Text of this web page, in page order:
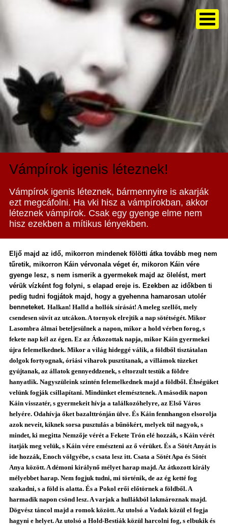
Vámpírok igenis léteznek!
Vámpírok igenis léteznek, bármennyire is akarják
ezt megcáfolni. Ha vki hisz a vámpírokban, akkor
léteznek vámpírok. Csak egy gyenge elme nem
hisz ezekben a mítikus lényekben.
Eljő majd az idő, mikorron mindenek fölötti átka tovább meg nem
tűretik, mikorron Káin vérvonala véget ér, mikoron Káin vére
gyenge lesz, s nem ismerik a gyermekek majd az ölelést, mert
vérük vízként fog folyni, s elapad ereje is. Ezekben az időkben ti
pedig tudni fogjátok majd, hogy a gyehenna hamarosan utolér
benneteket. Halkan! Halld a hollók sírását! A meleg szellőt, mely
csendesen süvít az utcákon. A tornyok elrejtik a nap sötétségét. Mikor
Lasombra álmai beteljesülnek a napon, mikor a hold vérben forog, s
fekete nap kél az égen. Ez az Átkozottak napja, mikor Káin gyermekei
újra felemelkednek. Mikor a világ hideggé válik, a földből tisztátalan
dolgok fortyognak, óriási viharok pusztítanak, a villámok tüzeket
gyújtanak, az állatok gennyeddzenek, s eltorzult testük a földre
hanyatlik. Nagyszüleink szintén felemelkednek majd a földből. Éhségüket
velünk fogják csillapítani. Mindünket elemésztenek. A második napon
Káin visszatér, s gyermekeit hívja a találkozóhelyre, az Első Város
helyére. Odahívja őket bazalttrónján ülve. És Káin fennhangon elsorolja
azok neveit, kiknek sorsa pusztulás a bűnökért, melyek túl nagyok, s
mindet, ki megitta Nemzője vérét a Fekete Trón elé hozzák, s Káin vérét
itatják meg velük, s Káin vére emészteni az ő vérüket. És a Sötét Anyát is
ide hozzák, Enoch völgyébe, s csata lesz itt. Csata a Sötét Apa és Sötét
Anya között. A démoni királynő mélyet harap majd. Az átkozott király
mélyebbet harap. Nem fogjuk tudni, mi történik, de az ég ketté fog
szakadni, s a föld is alatta. És a Pokol erői előtörnek a földből. A
harmadik napon csönd lesz. A varjak a hullákból lakmároznak majd.
Dögvész táncol majd a romok között. Az utolsó a Vadak közül el fogja
hagyni e helyet. Az utolsó a Hold-Bestiák közül harcolni fog, s elbukik és